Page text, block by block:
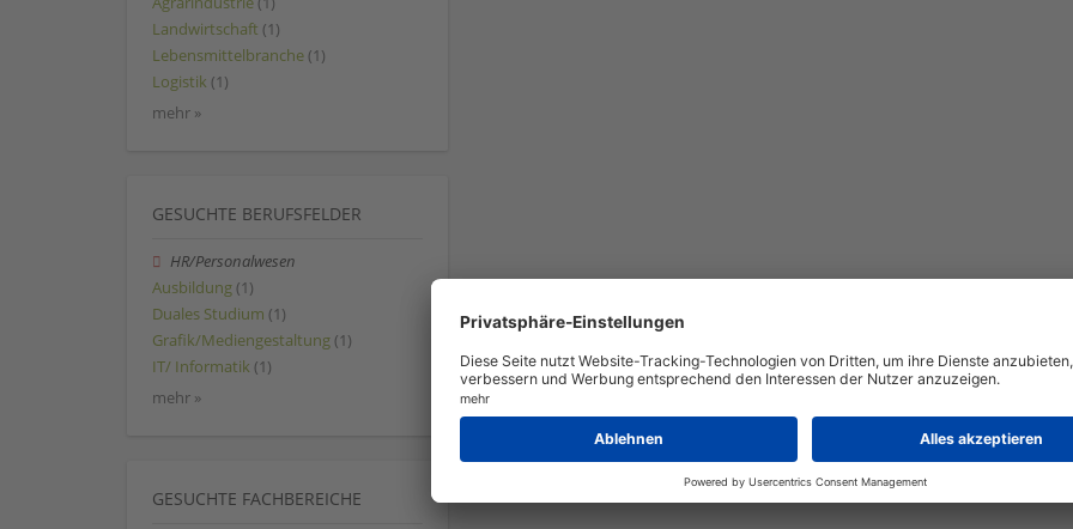
Landwirtschaft (1)
Lebensmittelbranche (1)
Logistik (1)
mehr »
GESUCHTE BERUFSFELDER
HR/Personalwesen
Ausbildung (1)
Duales Studium (1)
Grafik/Mediengestaltung (1)
IT/ Informatik (1)
mehr »
GESUCHTE FACHBEREICHE